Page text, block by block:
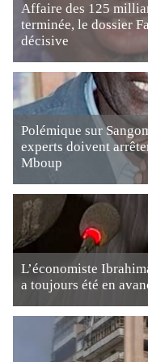
Affaire des 125
terminée, le dossier
décisive
Polémique sur
experts doivent
Mboup
L’économiste
a toujours été en